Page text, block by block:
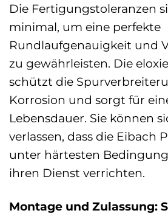
Die Fertigungstoleranzen
minimal, um eine perfekte
Rundlaufgenauigkeit und
zu gewährleisten. Die
schützt die
Korrosion und sorgt für
Lebensdauer. Sie können
verlassen, dass die Eibach
unter härtesten
ihren Dienst verrichten.
Montage und Zulassung: